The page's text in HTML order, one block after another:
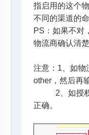
指启用的这个
不同的渠道的
PS：如果不对
物流商确认清
注意：1、如物
other，然后再
2、如授权多
正确。